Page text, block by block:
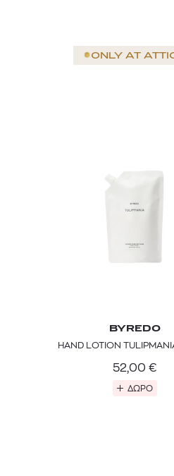
ONLY AT
BYREDO
HAND LOTION
52,00 €
ΔΩΡΟ